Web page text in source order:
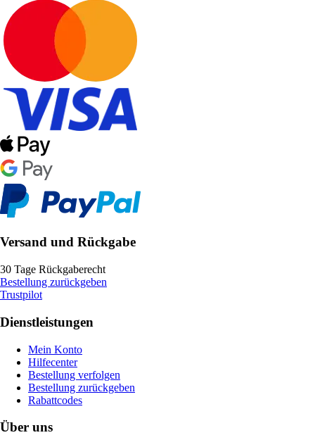
Versand und Rückgabe
30 Tage Rückgaberecht
Bestellung zurückgeben
Trustpilot
Dienstleistungen
Mein Konto
Hilfecenter
Bestellung verfolgen
Bestellung zurückgeben
Rabattcodes
Über uns